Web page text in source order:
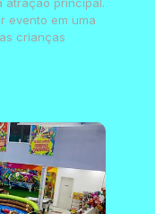
evento em uma
crianças